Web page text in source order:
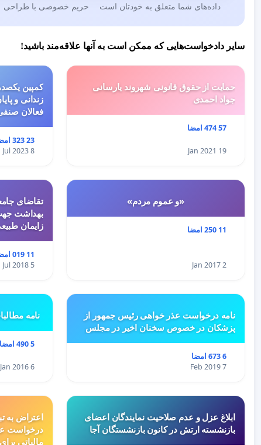
داده‌های شما متعلق به خودتان است حریم خصوصی با طراحی
سایر دادخواست‌هایی که ممکن است به آنها علاقه‌مند باشید!
حمایت از حقوق قانونی شهروند یارسانی
جواد احمدی
57 474 امضا
19 Jan 2021
کمپین
زندانی و
فعالان
23 323 امضا
8 Jul 2023
«و عموم مردم»
11 250 امضا
2 Jan 2017
تقاضای
بهداشت
زایمان
11 019 امضا
5 Jul 2018
نامه درخواست عذر خواهی رئیس جمهور از
پزشکان در خصوص سخنان اخیر در مجلس
6 673 امضا
7 Feb 2019
نامه
5 490 امضا
6 Jan 2016
ابلاغ عزل و عدم صلاحیت نمایندگان اعضای
بازنشسته ارتش در کانون بازنشستگان آجا
اعتراض به
درخواست
مالیاتی